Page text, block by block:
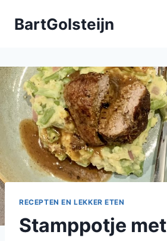
naarBartGolsteijn
RECEPTEN EN LEKKER ETEN
Stamppotje met